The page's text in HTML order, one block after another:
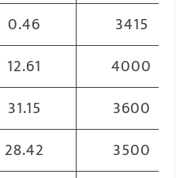
0.46
3415
12.61
4000
31.15
3600
28.42
3500